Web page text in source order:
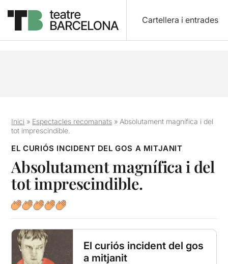
Cartellera i entrades
Inici » Espectacles recomanats » Absolutament magnífica i del
tot imprescindible.
EL CURIÓS INCIDENT DEL GOS A MITJANIT
Absolutament magnífica i del
tot imprescindible.
El curiós incident del gos
a mitjanit